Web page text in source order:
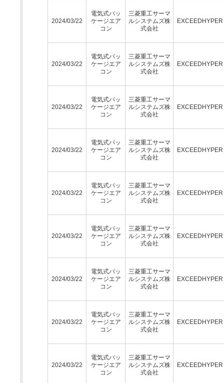
2024/03/22
電気式パッ
ケージエア
コン
三菱重工サーマ
ルシステムズ株
式会社
2024/03/22
電気式パッ
ケージエア
コン
三菱重工サーマ
ルシステムズ株
式会社
2024/03/22
電気式パッ
ケージエア
コン
三菱重工サーマ
ルシステムズ株
式会社
2024/03/22
電気式パッ
ケージエア
コン
三菱重工サーマ
ルシステムズ株
式会社
2024/03/22
電気式パッ
ケージエア
コン
三菱重工サーマ
ルシステムズ株
式会社
2024/03/22
電気式パッ
ケージエア
コン
三菱重工サーマ
ルシステムズ株
式会社
2024/03/22
電気式パッ
ケージエア
コン
三菱重工サーマ
ルシステムズ株
式会社
2024/03/22
電気式パッ
ケージエア
コン
三菱重工サーマ
ルシステムズ株
式会社
2024/03/22
電気式パッ
ケージエア
コン
三菱重工サーマ
ルシステムズ株
式会社